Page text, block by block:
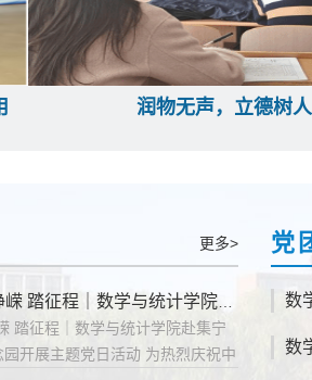
，立德树人—— 课程思政示范课
更多>
踏征程｜数学与统计学院赴集宁
园开展主题党日活动 为热烈庆祝中
党
数